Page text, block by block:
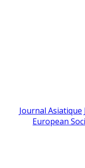
Journal Asiatique
European